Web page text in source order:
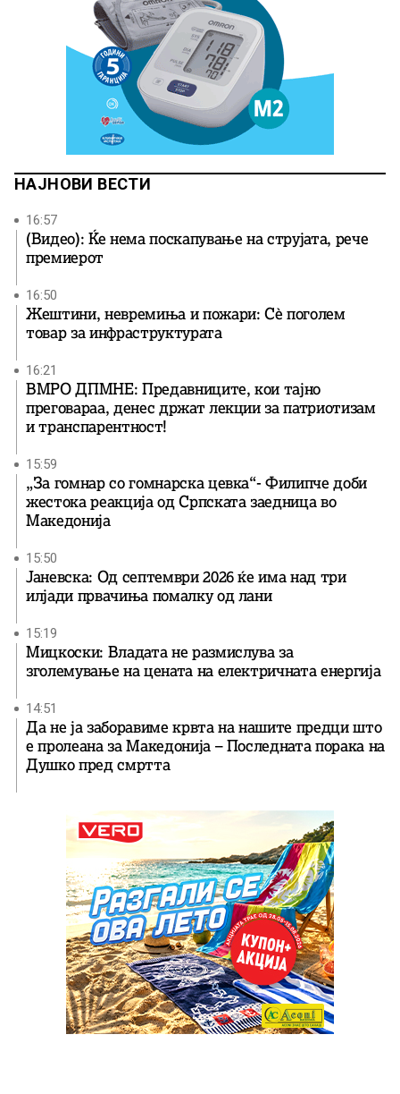
НАЈНОВИ ВЕСТИ
16:57
(Видео): Ќе нема поскапување на струјата, рече
премиерот
16:50
Жештини, невремиња и пожари: Сè поголем
товар за инфраструктурата
16:21
ВМРО ДПМНЕ: Предавниците, кои тајно
преговараа, денес држат лекции за патриотизам
и транспарентност!
15:59
„За гомнар со гомнарска цевка“- Филипче доби
жестока реакција од Српската заедница во
Македонија
15:50
Јаневска: Од септември 2026 ќе има над три
илјади првачиња помалку од лани
15:19
Мицкоски: Владата не размислува за
зголемување на цената на електричната енергија
14:51
Да не ја заборавиме крвта на нашите предци што
е пролеана за Македонија – Последната порака на
Душко пред смртта